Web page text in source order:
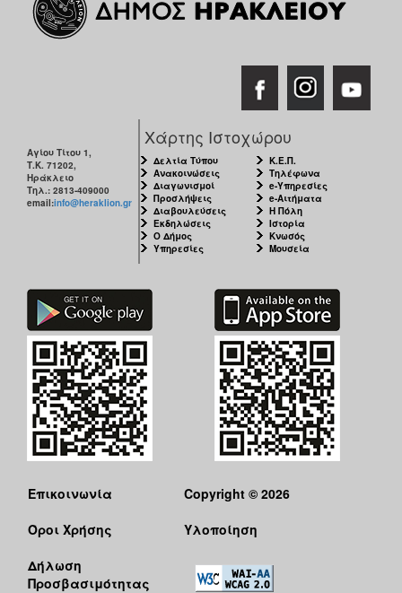
Αγίου Τίτου 1,
Τ.Κ. 71202,
Ηράκλειο
Τηλ.: 2813-409000
email:info@heraklion.gr
Χάρτης Ιστοχώρου
Δελτία Τύπου
Ανακοινώσεις
Διαγωνισμοί
Προσλήψεις
Διαβουλεύσεις
Εκδηλώσεις
Ο Δήμος
Υπηρεσίες
Κ.Ε.Π.
Τηλέφωνα
e-Υπηρεσίες
e-Αιτήματα
Η Πόλη
Ιστορία
Κνωσός
Μουσεία
Επικοινωνία
Όροι Χρήσης
Δήλωση
Προσβασιμότητας
Copyright © 2026
Υλοποίηση